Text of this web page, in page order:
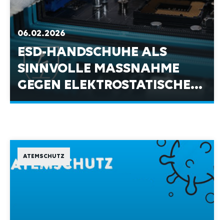
06.02.2026
ESD-HANDSCHUHE ALS
SINNVOLLE MASSNAHME G
EGEN ELEKTROSTATISCHE E
NTLADUNG